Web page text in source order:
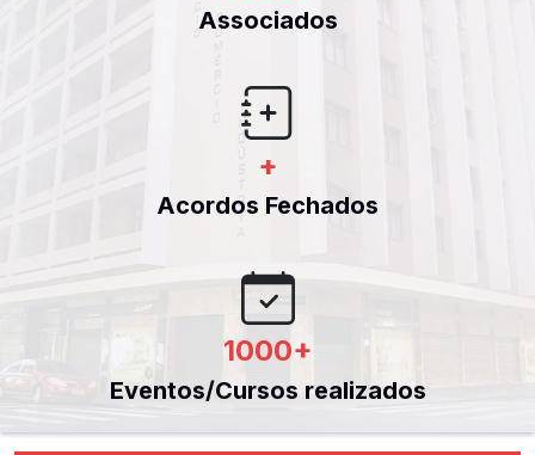
Associados
+
Acordos Fechados
1000+
Eventos/Cursos realizados